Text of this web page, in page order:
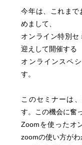
今年は、これまで
めまして、
オンライン特別セ
迎えして開催する
オンラインスペ
す。
このセミナーは
す。この機会に奮
Zoomを使ったオ
zoomの使い方が